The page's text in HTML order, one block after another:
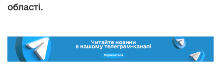
області.